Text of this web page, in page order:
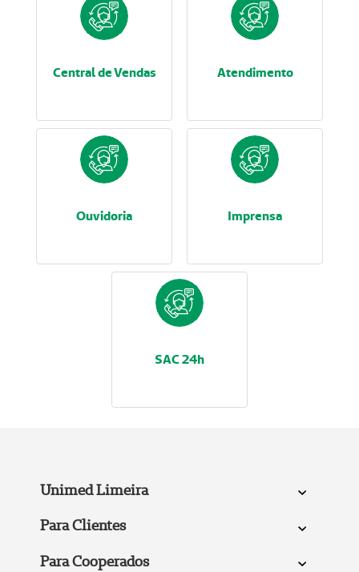
Central de Vendas Atendimento
Ouvidoria Imprensa
SAC 24h
Unimed Limeira
Para Clientes
Para Cooperados